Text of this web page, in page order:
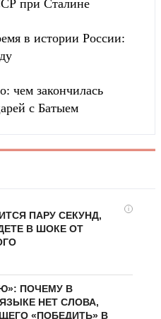
при Сталине
в истории России:
чем закончилась
с Батыем
i
ПАРУ СЕКУНД,
В ШОКЕ ОТ
ПОЧЕМУ В
НЕТ СЛОВА,
«ПОБЕДИТЬ» В